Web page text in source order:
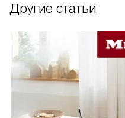
Другие статьи